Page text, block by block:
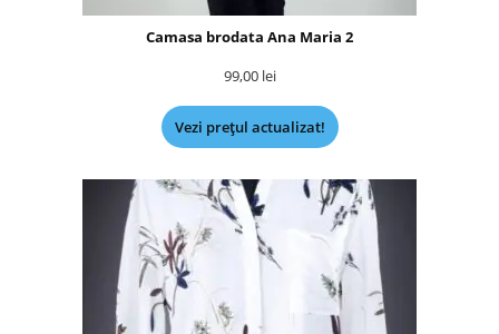
Camasa brodata Ana Maria 2
99,00 lei
Vezi prețul actualizat!